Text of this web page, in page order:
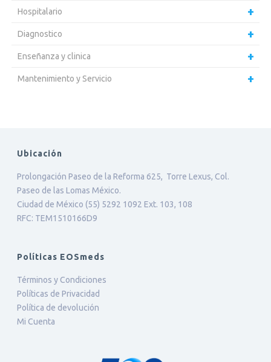
Hospitalario
Diagnostico
Enseñanza y clinica
Mantenimiento y Servicio
Ubicación
Prolongación Paseo de la Reforma 625, Torre Lexus, Col.
Paseo de las Lomas México.
Ciudad de México (55) 5292 1092 Ext. 103, 108
RFC: TEM1510166D9
Políticas EOSmeds
Términos y Condiciones
Políticas de Privacidad
Política de devolución
Mi Cuenta